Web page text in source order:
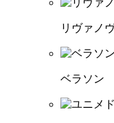
リヴァノ
ベラソン